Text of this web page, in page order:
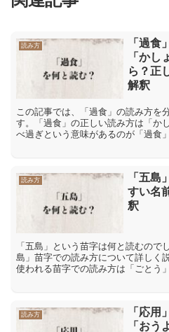
読み方
「過食
「かし
ら？正
解釈
この記事では、「過食」の読み方を
す。「過食」の正しい読み方は「か
べ過ぎという意味があるのが「過食
読み方
「五島
すい名
釈
「五島」という苗字は何と読むので
島」苗字での読み方について詳しく
使われる苗字での読み方は「ごとう
読み方
「応用
「おう